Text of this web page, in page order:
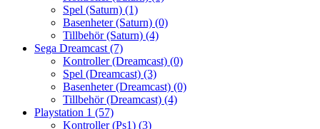
Spel (Saturn) (1)
Basenheter (Saturn) (0)
Tillbehör (Saturn) (4)
Sega Dreamcast (7)
Kontroller (Dreamcast) (0)
Spel (Dreamcast) (3)
Basenheter (Dreamcast) (0)
Tillbehör (Dreamcast) (4)
Playstation 1 (57)
Kontroller (Ps1) (3)